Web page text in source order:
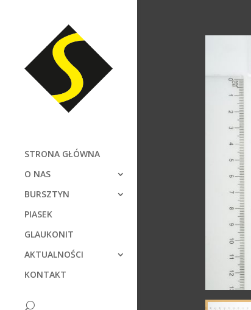
STRONA GŁÓWNA
O NAS
BURSZTYN
PIASEK
GLAUKONIT
AKTUALNOŚCI
KONTAKT